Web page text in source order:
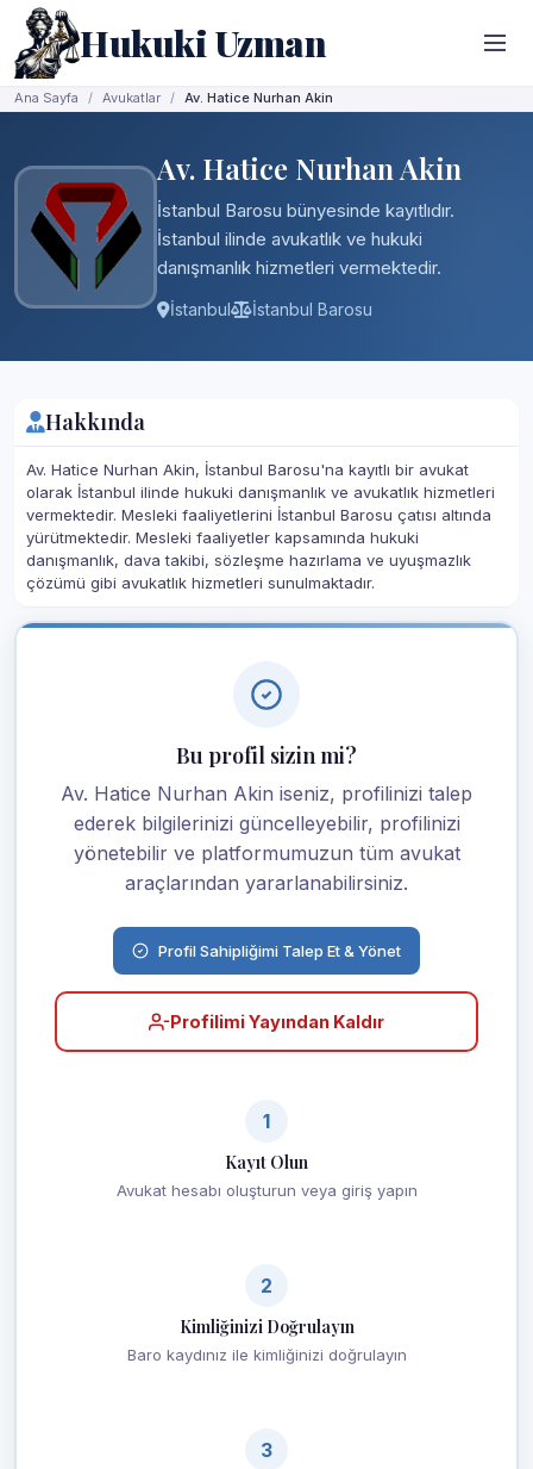
Hukuki Uzman
Ana Sayfa Avukatlar Av. Hatice Nurhan Akin
Av. Hatice Nurhan Akin
İstanbul Barosu bünyesinde kayıtlıdır.
İstanbul ilinde avukatlık ve hukuki
danışmanlık hizmetleri vermektedir.
İstanbul İstanbul Barosu
Hakkında
Av. Hatice Nurhan Akin, İstanbul Barosu'na kayıtlı bir avukat
olarak İstanbul ilinde hukuki danışmanlık ve avukatlık hizmetleri
vermektedir. Mesleki faaliyetlerini İstanbul Barosu çatısı altında
yürütmektedir. Mesleki faaliyetler kapsamında hukuki
danışmanlık, dava takibi, sözleşme hazırlama ve uyuşmazlık
çözümü gibi avukatlık hizmetleri sunulmaktadır.
Bu profil sizin mi?
Av. Hatice Nurhan Akin iseniz, profilinizi talep
ederek bilgilerinizi güncelleyebilir, profilinizi
yönetebilir ve platformumuzun tüm avukat
araçlarından yararlanabilirsiniz.
Profil Sahipliğimi Talep Et & Yönet
Profilimi Yayından Kaldır
1
Kayıt Olun
Avukat hesabı oluşturun veya giriş yapın
2
Kimliğinizi Doğrulayın
Baro kaydınız ile kimliğinizi doğrulayın
3